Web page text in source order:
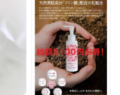
どの場合は植物の株元に散
に使用できます。